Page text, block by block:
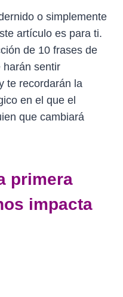
o simplemente
artículo es para ti.
de 10 frases de
harán sentir
te recordarán la
en el que el
que cambiará
primera
impacta